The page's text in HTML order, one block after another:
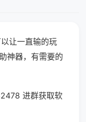
让一直输的玩
神器，有需要的
进群获取软